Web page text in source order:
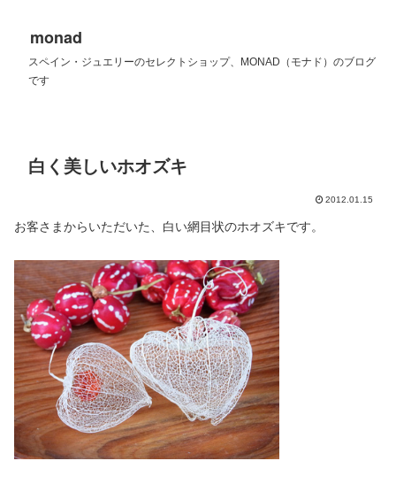
monad
スペイン・ジュエリーのセレクトショップ、MONAD（モナド）のブログ
です
白く美しいホオズキ
2012.01.15
お客さまからいただいた、白い網目状のホオズキです。